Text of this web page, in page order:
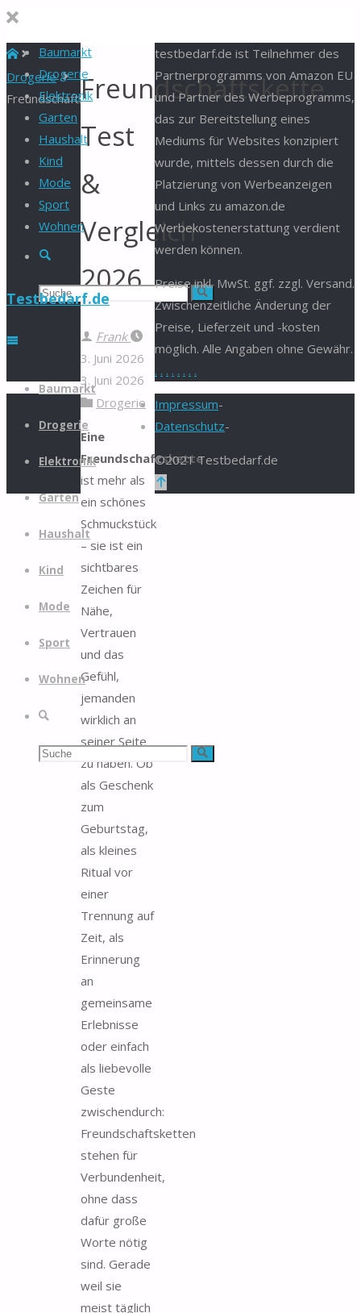
Baumarkt
Drogerie
Elektronik
Garten
Haushalt
Kind
Mode
Sport
Wohnen
Suche
Suchen Suche
Testbedarf.de
Zum
springen
Baumarkt
Drogerie
Elektronik
Garten
Haushalt
Kind
Mode
Sport
Wohnen
Suche
Suchen Suche
Start
Drogerie
FreundschaftsketteFreundschaftskette
Test
&
Vergleich
2026
Frank
3. Juni 2026
3. Juni 2026
Drogerie
Eine
Freundschaftskette
ist mehr als
ein schönes
Schmuckstück
– sie ist ein
sichtbares
Zeichen für
Nähe,
Vertrauen
und das
Gefühl,
jemanden
wirklich an
seiner Seite
zu haben. Ob
als Geschenk
zum
Geburtstag,
als kleines
Ritual vor
einer
Trennung auf
Zeit, als
Erinnerung
an
gemeinsame
Erlebnisse
oder einfach
als liebevolle
Geste
zwischendurch:
Freundschaftsketten
stehen für
Verbundenheit,
ohne dass
dafür große
Worte nötig
sind. Gerade
weil sie
meist täglich
testbedarf.de ist Teilnehmer des
Partnerprogramms von Amazon EU
und Partner des Werbeprogramms,
das zur Bereitstellung eines
Mediums für Websites konzipiert
wurde, mittels dessen durch die
Platzierung von Werbeanzeigen
und Links zu amazon.de
Werbekostenerstattung verdient
werden können.
Preise inkl. MwSt. ggf. zzgl. Versand.
Zwischenzeitliche Änderung der
Preise, Lieferzeit und -kosten
möglich. Alle Angaben ohne Gewähr.
. . . . . . . .
Impressum-
Datenschutz-
©2021 Testbedarf.de
Zurück
oben